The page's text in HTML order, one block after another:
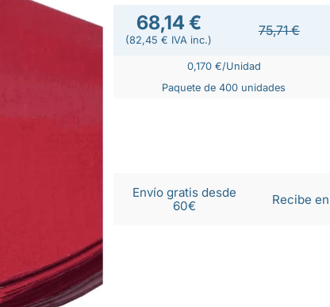
68,14 €
(82,45 € IVA inc.)
75,71 €
0,170 €/Unidad
Paquete de 400 unidades
Envío gratis desde
60€
Recibe